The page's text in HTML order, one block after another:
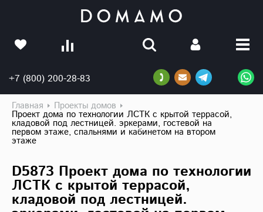
+7 (800) 200-28-83
Главная Проекты домов
Проект дома по технологии ЛСТК с крытой террасой,
кладовой под лестницей. эркерами, гостевой на
первом этаже, спальнями и кабинетом на втором
этаже
D5873 Проект дома по технологии
ЛСТК с крытой террасой,
кладовой под лестницей.